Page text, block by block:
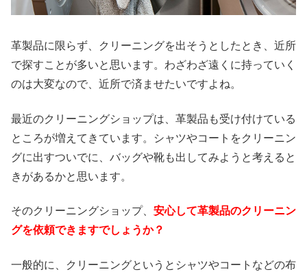
革製品に限らず、クリーニングを出そうとしたとき、近所
で探すことが多いと思います。わざわざ遠くに持っていく
のは大変なので、近所で済ませたいですよね。
最近のクリーニングショップは、革製品も受け付けている
ところが増えてきています。シャツやコートをクリーニン
グに出すついでに、バッグや靴も出してみようと考えると
きがあるかと思います。
そのクリーニングショップ、 安心して革製品のクリーニン
グを依頼できますでしょうか？
一般的に、クリーニングというとシャツやコートなどの布